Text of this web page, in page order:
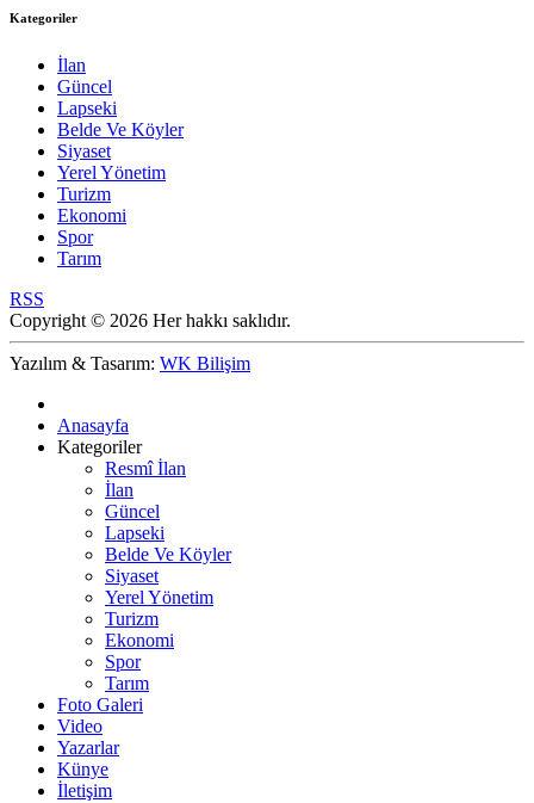
Kategoriler
İlan
Güncel
Lapseki
Belde Ve Köyler
Siyaset
Yerel Yönetim
Turizm
Ekonomi
Spor
Tarım
RSS
Copyright © 2026 Her hakkı saklıdır.
Yazılım & Tasarım: WK Bilişim
Anasayfa
Kategoriler
Resmî İlan
İlan
Güncel
Lapseki
Belde Ve Köyler
Siyaset
Yerel Yönetim
Turizm
Ekonomi
Spor
Tarım
Foto Galeri
Video
Yazarlar
Künye
İletişim